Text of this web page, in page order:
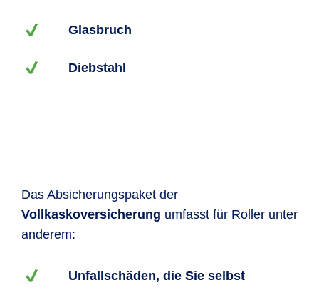
Glasbruch
Diebstahl
Das Absicherungspaket der
Vollkaskoversicherung umfasst für Roller unter
anderem:
Unfallschäden, die Sie selbst